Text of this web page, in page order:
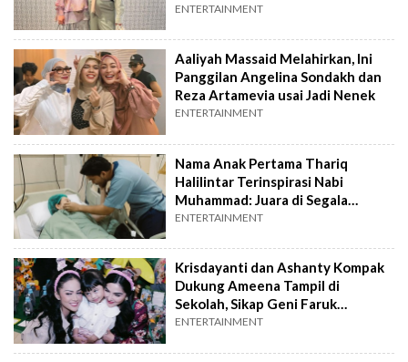
ENTERTAINMENT
Aaliyah Massaid Melahirkan, Ini
Panggilan Angelina Sondakh dan
Reza Artamevia usai Jadi Nenek
ENTERTAINMENT
Nama Anak Pertama Thariq
Halilintar Terinspirasi Nabi
Muhammad: Juara di Segala
Bidang
ENTERTAINMENT
Krisdayanti dan Ashanty Kompak
Dukung Ameena Tampil di
Sekolah, Sikap Geni Faruk
Dipertanyakan
ENTERTAINMENT